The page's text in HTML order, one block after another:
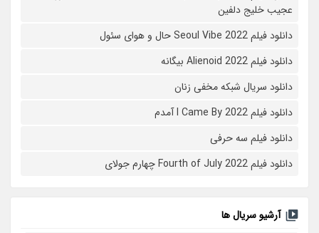
عجیب خلیج دلفین
دانلود فیلم Seoul Vibe 2022 حال و هوای سئول
دانلود فیلم Alienoid 2022 بیگانه
دانلود سریال شبکه مخفی زنان
دانلود فیلم I Came By 2022 آمدم
دانلود فیلم سه حرفی
دانلود فیلم Fourth of July 2022 چهارم جولای
آرشیو سریال ها